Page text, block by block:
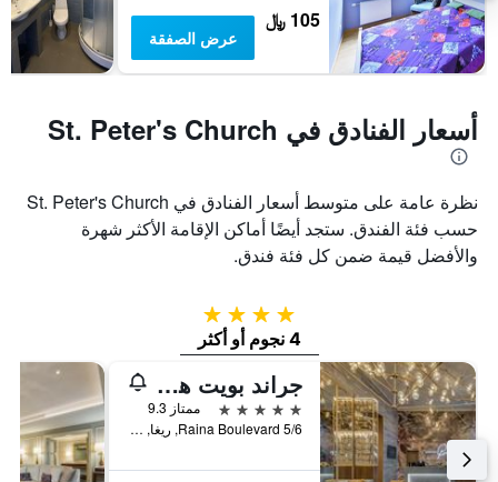
105 ﷼
عرض الصفقة
أسعار الفنادق في St. Peter's Church
نظرة عامة على متوسط أسعار الفنادق في St. Peter's Church
حسب فئة الفندق. ستجد أيضًا أماكن الإقامة الأكثر شهرة
والأفضل قيمة ضمن كل فئة فندق.
4 نجوم
4 نجوم أو أكثر
جراند بويت هوتل باي سيماراه
5 نجوم
ممتاز 9.3
Raina Boulevard 5/6, ريغا, لاتفيا